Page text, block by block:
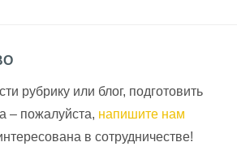
рубрику или блог, подготовить
– пожалуйста, напишите нам
в сотрудничестве!